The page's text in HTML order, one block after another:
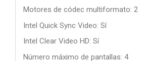
Motores de códec multiformato: 2
Intel Quick Sync Video: Sí
Intel Clear Video HD: Sí
Número máximo de pantallas: 4